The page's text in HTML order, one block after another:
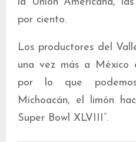
por ciento.
Los productores del
una vez más a México
por lo que
Michoacán, el limón
Super Bowl XLVIII”.